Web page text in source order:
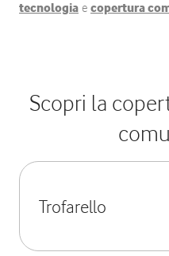
tecnologia e copertura
Scopri la
Trofarello